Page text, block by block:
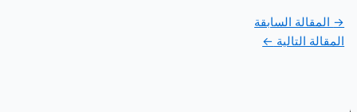
السابقة
التالية ←